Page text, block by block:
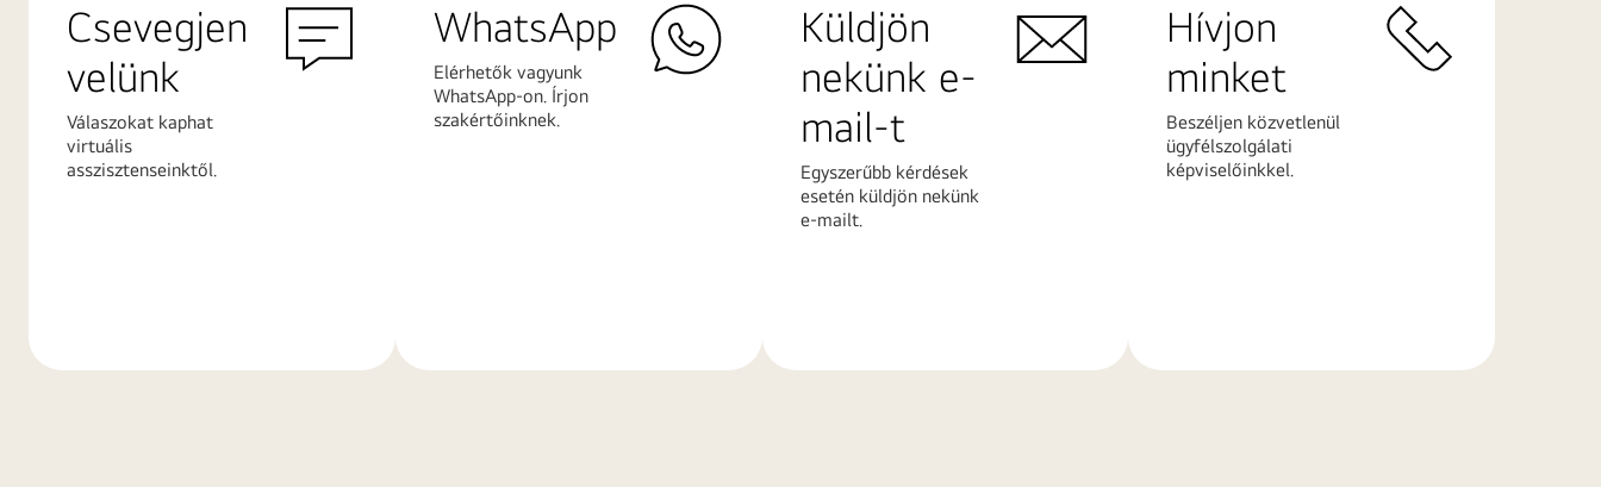
Csevegjen
velünk
Válaszokat kaphat
virtuális
asszisztenseinktől.
WhatsApp
Elérhetők vagyunk
WhatsApp-on. Írjon
szakértőinknek.
Küldjön
nekünk e-
mail-t
Egyszerűbb kérdések
esetén küldjön nekünk
e-mailt.
Hívjon
minket
Beszéljen közvetlenül
ügyfélszolgálati
képviselőinkkel.